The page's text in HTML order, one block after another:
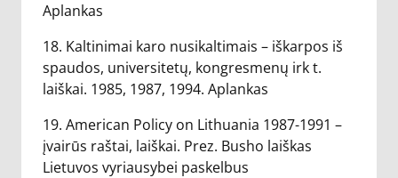
Aplankas
18. Kaltinimai karo nusikaltimais – iškarpos iš
spaudos, universitetų, kongresmenų irk t.
laiškai. 1985, 1987, 1994. Aplankas
19. American Policy on Lithuania 1987-1991 –
įvairūs raštai, laiškai. Prez. Busho laiškas
Lietuvos vyriausybei paskelbus